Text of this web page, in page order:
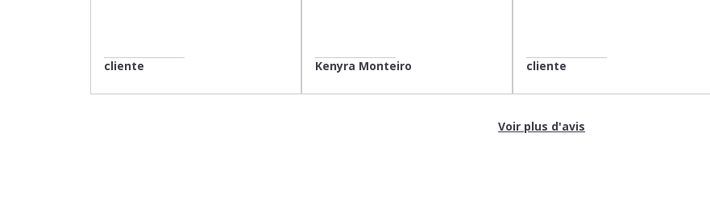
cliente Kenyra Monteiro cliente
Voir plus d'avis